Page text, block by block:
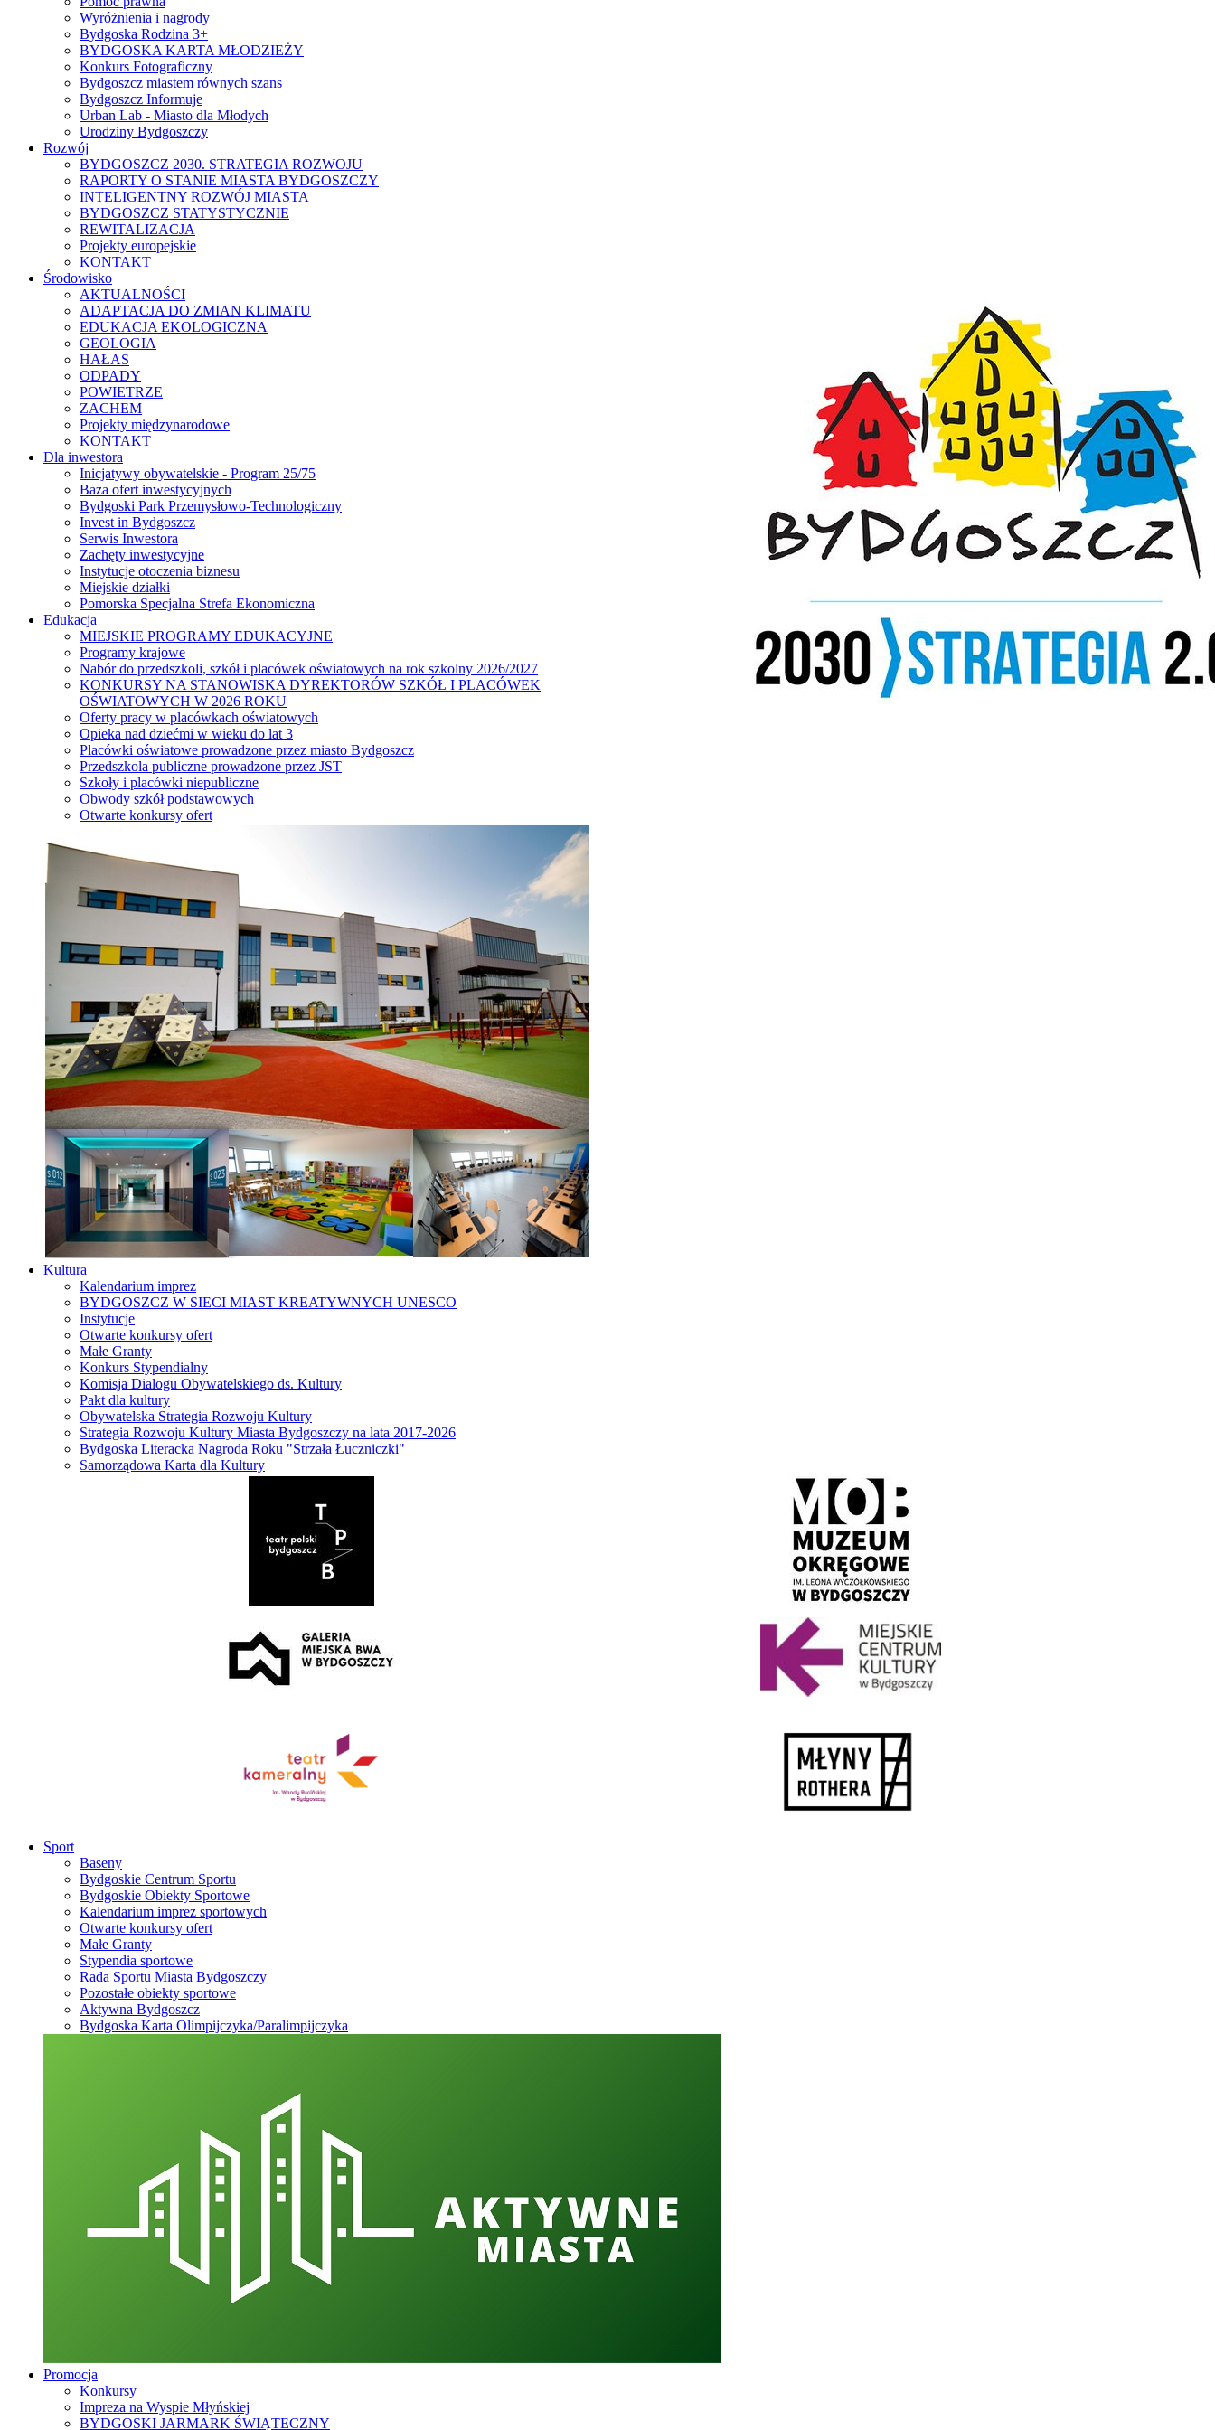
Wyróżnienia i nagrody
Bydgoska Rodzina 3+
BYDGOSKA KARTA MŁODZIEŻY
Konkurs Fotograficzny
Bydgoszcz miastem równych szans
Bydgoszcz Informuje
Urban Lab - Miasto dla Młodych
Urodziny Bydgoszczy
Rozwój
BYDGOSZCZ 2030. STRATEGIA ROZWOJU
RAPORTY O STANIE MIASTA BYDGOSZCZY
INTELIGENTNY ROZWÓJ MIASTA
BYDGOSZCZ STATYSTYCZNIE
REWITALIZACJA
Projekty europejskie
KONTAKT
Środowisko
AKTUALNOŚCI
ADAPTACJA DO ZMIAN KLIMATU
EDUKACJA EKOLOGICZNA
GEOLOGIA
HAŁAS
ODPADY
POWIETRZE
ZACHEM
Projekty międzynarodowe
KONTAKT
Dla inwestora
Inicjatywy obywatelskie - Program 25/75
Baza ofert inwestycyjnych
Bydgoski Park Przemysłowo-Technologiczny
Invest in Bydgoszcz
Serwis Inwestora
Zachęty inwestycyjne
Instytucje otoczenia biznesu
Miejskie działki
Pomorska Specjalna Strefa Ekonomiczna
Edukacja
MIEJSKIE PROGRAMY EDUKACYJNE
Programy krajowe
Nabór do przedszkoli, szkół i placówek oświatowych na rok szkolny 2026/2027
KONKURSY NA STANOWISKA DYREKTORÓW SZKÓŁ I PLACÓWEK
OŚWIATOWYCH W 2026 ROKU
Oferty pracy w placówkach oświatowych
Opieka nad dziećmi w wieku do lat 3
Placówki oświatowe prowadzone przez miasto Bydgoszcz
Przedszkola publiczne prowadzone przez JST
Szkoły i placówki niepubliczne
Obwody szkół podstawowych
Otwarte konkursy ofert
Kultura
Kalendarium imprez
BYDGOSZCZ W SIECI MIAST KREATYWNYCH UNESCO
Instytucje
Otwarte konkursy ofert
Małe Granty
Konkurs Stypendialny
Komisja Dialogu Obywatelskiego ds. Kultury
Pakt dla kultury
Obywatelska Strategia Rozwoju Kultury
Strategia Rozwoju Kultury Miasta Bydgoszczy na lata 2017-2026
Bydgoska Literacka Nagroda Roku "Strzała Łuczniczki"
Samorządowa Karta dla Kultury
Sport
Baseny
Bydgoskie Centrum Sportu
Bydgoskie Obiekty Sportowe
Kalendarium imprez sportowych
Otwarte konkursy ofert
Małe Granty
Stypendia sportowe
Rada Sportu Miasta Bydgoszczy
Pozostałe obiekty sportowe
Aktywna Bydgoszcz
Bydgoska Karta Olimpijczyka/Paralimpijczyka
Promocja
Konkursy
Impreza na Wyspie Młyńskiej
BYDGOSKI JARMARK ŚWIĄTECZNY